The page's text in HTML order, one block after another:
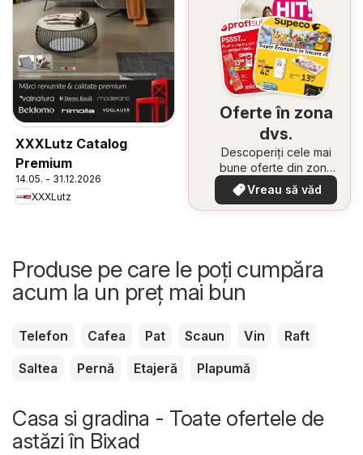
XXXLutz Catalog
Premium
14.05. - 31.12.2026
XXXLutz
Oferte în zona
dvs.
Descoperiți cele mai
bune oferte din zona
dumneavoastră
Vreau să văd
Produse pe care le poți cumpăra
acum la un preț mai bun
Telefon Cafea Pat Scaun Vin
Raft
Saltea
Pernă Etajeră Plapumă
Casa si gradina - Toate ofertele de
astăzi în Bixad